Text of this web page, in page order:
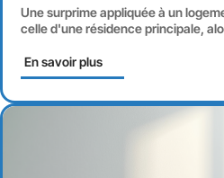
Une surprime appliquée à un
celle d'une résidence principale,
En savoir plus